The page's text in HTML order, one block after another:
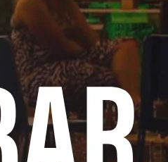
is.